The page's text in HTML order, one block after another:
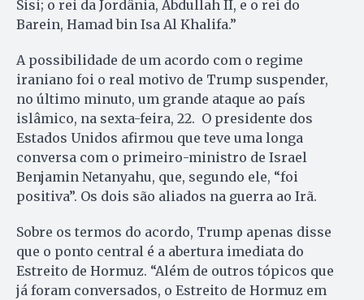
Sisi; o rei da Jordânia, Abdullah II, e o rei do
Barein, Hamad bin Isa Al Khalifa.”
A possibilidade de um acordo com o regime
iraniano foi o real motivo de Trump suspender,
no último minuto, um grande ataque ao país
islâmico, na sexta-feira, 22. O presidente dos
Estados Unidos afirmou que teve uma longa
conversa com o primeiro-ministro de Israel
Benjamin Netanyahu, que, segundo ele, “foi
positiva”. Os dois são aliados na guerra ao Irã.
Sobre os termos do acordo, Trump apenas disse
que o ponto central é a abertura imediata do
Estreito de Hormuz. “Além de outros tópicos que
já foram conversados, o Estreito de Hormuz em